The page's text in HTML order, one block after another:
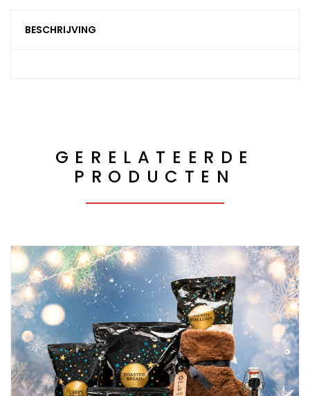
BESCHRIJVING
GERELATEERDE
PRODUCTEN